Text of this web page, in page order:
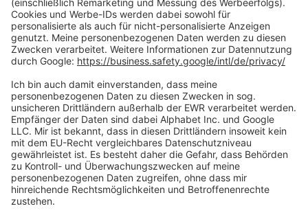
Zahlungsarten
Social Media
Oft Gesucht